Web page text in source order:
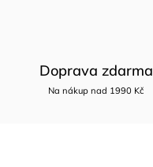
Doprava zdarma
Na nákup nad 1990 Kč